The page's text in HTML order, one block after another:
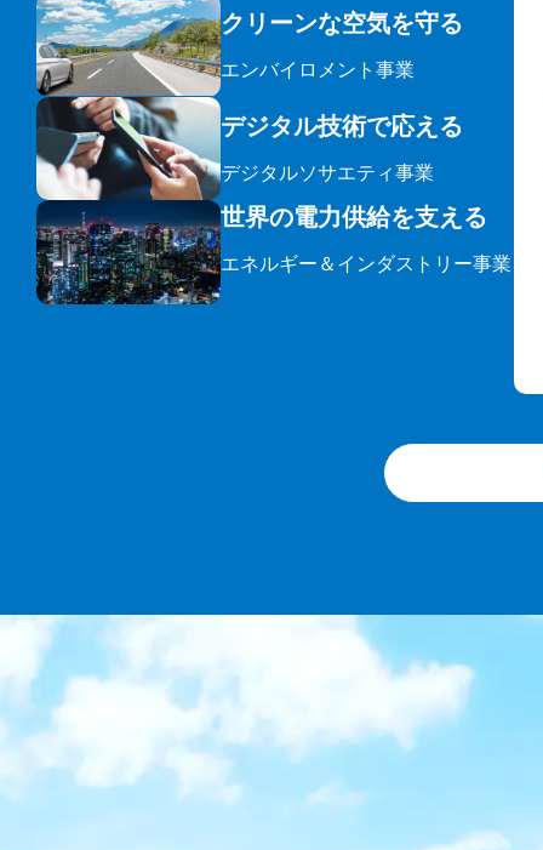
クリーンな空気を守る
エンバイロメント事業
デジタル技術で応える
デジタルソサエティ事業
世界の電力供給を支える
エネルギー＆インダストリー事業